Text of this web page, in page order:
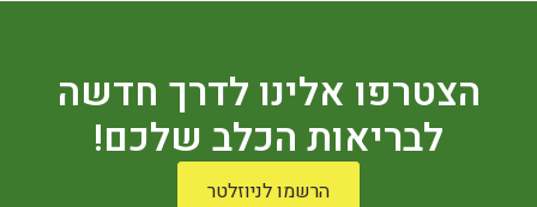
הצטרפו אלינו לדרך חדשה
לבריאות הכלב שלכם!
הרשמו לניוזלטר